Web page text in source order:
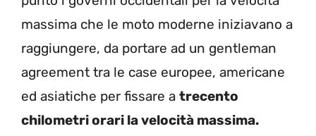
massima che le moto moderne iniziavano a
raggiungere, da portare ad un gentleman
agreement tra le case europee, americane
ed asiatiche per fissare a trecento
chilometri orari la velocità massima.